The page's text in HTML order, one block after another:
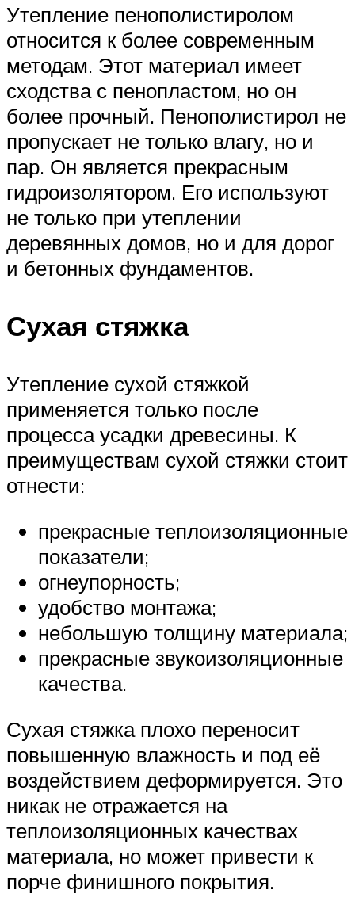
Утепление пенополистиролом
относится к более современным
методам. Этот материал имеет
сходства с пенопластом, но он
более прочный. Пенополистирол не
пропускает не только влагу, но и
пар. Он является прекрасным
гидроизолятором. Его используют
не только при утеплении
деревянных домов, но и для дорог
и бетонных фундаментов.
Сухая стяжка
Утепление сухой стяжкой
применяется только после
процесса усадки древесины. К
преимуществам сухой стяжки стоит
отнести:
прекрасные теплоизоляционные
показатели;
огнеупорность;
удобство монтажа;
небольшую толщину материала;
прекрасные звукоизоляционные
качества.
Сухая стяжка плохо переносит
повышенную влажность и под её
воздействием деформируется. Это
никак не отражается на
теплоизоляционных качествах
материала, но может привести к
порче финишного покрытия.